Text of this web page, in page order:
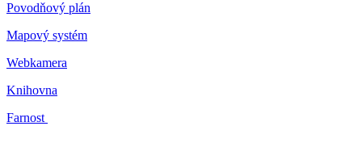
Povodňový plán
Mapový systém
Webkamera
Knihovna
Farnost